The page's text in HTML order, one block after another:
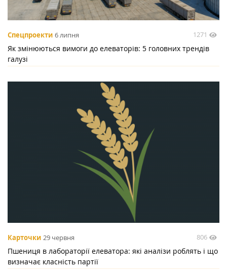
Спецпроекти 6 липня 1271
Як змінюються вимоги до елеваторів: 5 головних трендів
галузі
Карточки 29 червня 806
Пшениця в лабораторії елеватора: які аналізи роблять і що
визначає класність партії